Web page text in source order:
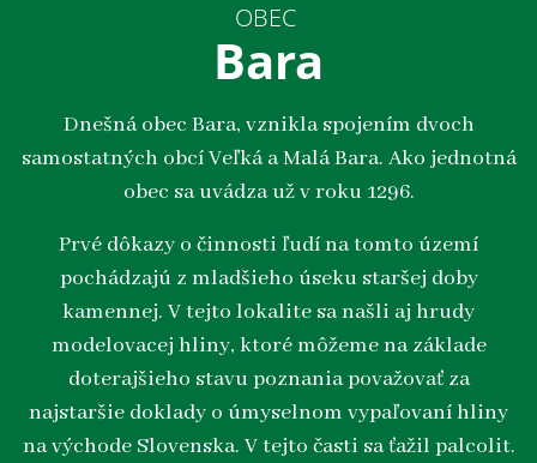
OBEC
Bara
Dnešná obec Bara, vznikla spojením dvoch
samostatných obcí Veľká a Malá Bara. Ako jednotná
obec sa uvádza už v roku 1296.
Prvé dôkazy o činnosti ľudí na tomto území
pochádzajú z mladšieho úseku staršej doby
kamennej. V tejto lokalite sa našli aj hrudy
modelovacej hliny, ktoré môžeme na základe
doterajšieho stavu poznania považovať za
najstaršie doklady o úmyselnom vypaľovaní hliny
na východe Slovenska. V tejto časti sa ťažil palcolit.